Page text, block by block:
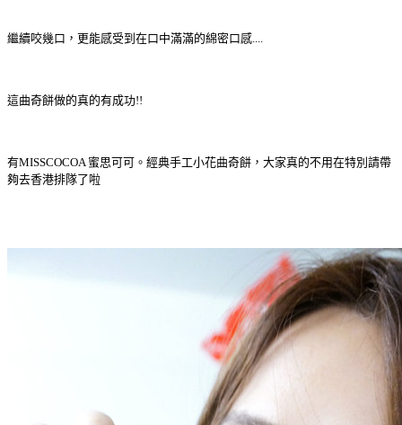
繼續咬幾口，更能感受到在口中滿滿的綿密口感....
這曲奇餅做的真的有成功!!
有MISSCOCOA 蜜思可可。經典手工小花曲奇餅，大家真的不用在特別請帶
夠去香港排隊了啦